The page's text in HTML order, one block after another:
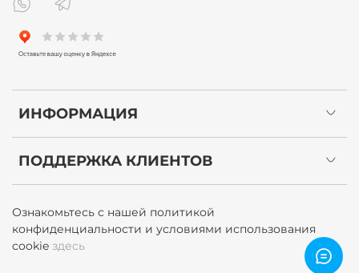
ИНФОРМАЦИЯ
ПОДДЕРЖКА КЛИЕНТОВ
Ознакомьтесь с нашей политикой
конфиденциальности и условиями использования
cookie здесь